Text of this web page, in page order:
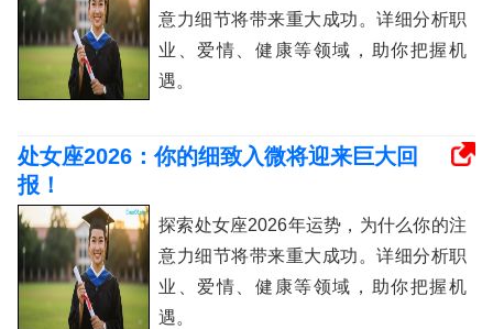
意力细节将带来重大成功。详细分析职
业、爱情、健康等领域，助你把握机
遇。
处女座2026：你的细致入微将迎来巨大回
报！
探索处女座2026年运势，为什么你的注
意力细节将带来重大成功。详细分析职
业、爱情、健康等领域，助你把握机
遇。